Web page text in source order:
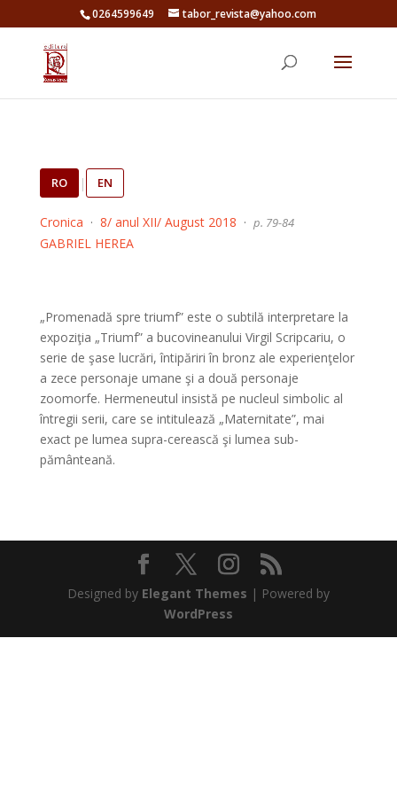
0264599649 tabor_revista@yahoo.com
RO | EN
Cronica · 8/ anul XII/ August 2018 · p. 79-84
GABRIEL HEREA
„Promenadă spre triumf” este o subtilă interpretare la
expoziţia „Triumf” a bucovineanului Virgil Scripcariu, o
serie de şase lucrări, întipăriri în bronz ale experienţelor
a zece personaje umane şi a două personaje
zoomorfe. Hermeneutul insistă pe nucleul simbolic al
întregii serii, care se intitulează „Maternitate”, mai
exact pe lumea supra-cerească şi lumea sub-
pământeană.
Designed by Elegant Themes | Powered by
WordPress